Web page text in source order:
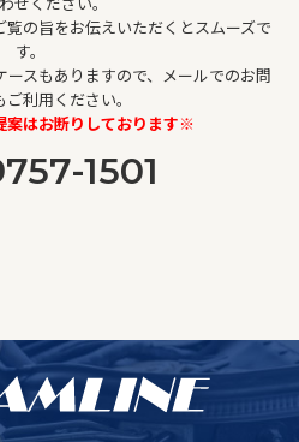
の旨をお伝えいただくとスムーズで
す。
スもありますので、メールでのお問
利用ください。
はお断りしております※
1501